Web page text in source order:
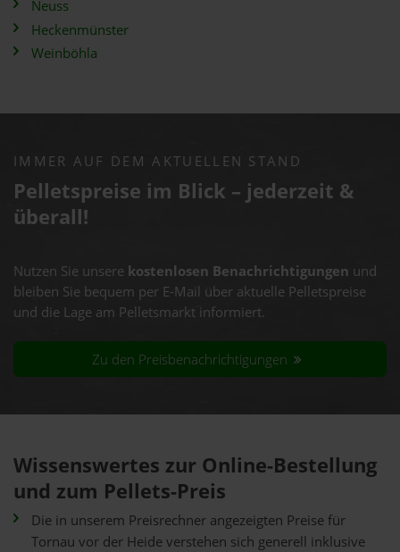
Neuss
Heckenmünster
Weinböhla
IMMER AUF DEM AKTUELLEN STAND
Pelletspreise im Blick – jederzeit &
überall!
Nutzen Sie unsere kostenlosen Benachrichtigungen und
bleiben Sie bequem per E-Mail über aktuelle Pelletspreise
und die Lage am Pelletsmarkt informiert.
Zu den Preisbenachrichtigungen
Wissenswertes zur Online-Bestellung
und zum Pellets-Preis
Die in unserem Preisrechner angezeigten Preise für
Tornau vor der Heide verstehen sich generell inklusive